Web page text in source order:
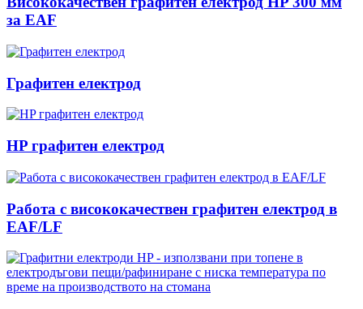
за EAF
Графитен електрод
HP графитен електрод
Работа с висококачествен графитен електрод в
EAF/LF